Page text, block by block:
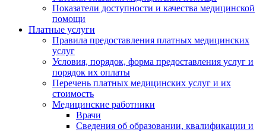
Показатели доступности и качества медицинской
помощи
Платные услуги
Правила предоставления платных медицинских
услуг
Условия, порядок, форма предоставления услуг и
порядок их оплаты
Перечень платных медицинских услуг и их
стоимость
Медицинские работники
Врачи
Сведения об образовании, квалификации и